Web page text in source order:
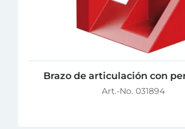
Brazo de articulación con
Art.-No. 031894